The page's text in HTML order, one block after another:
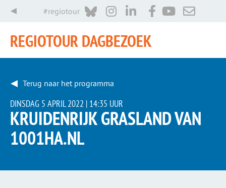
#regiotour
REGIOTOUR DAGBEZOEK
Terug naar het programma
DINSDAG 5 APRIL 2022 | 14:35 UUR
KRUIDENRIJK GRASLAND VAN
1001HA.NL